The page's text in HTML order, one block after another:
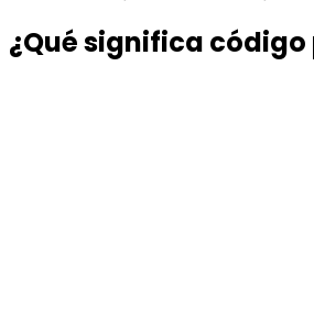
¿Qué significa código